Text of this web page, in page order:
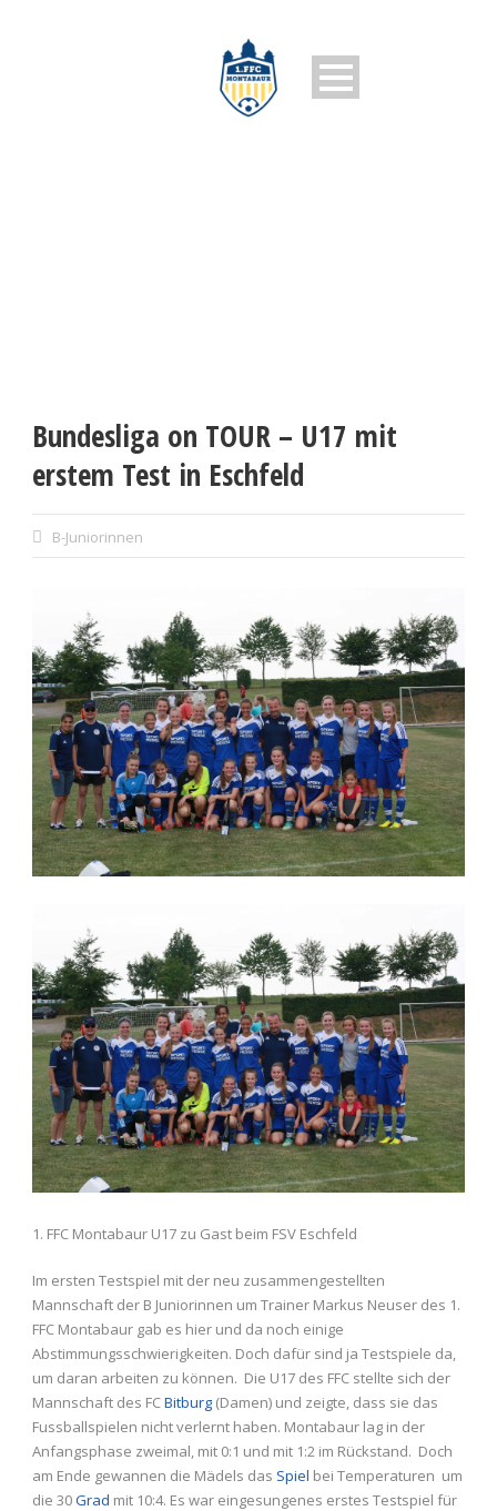
Bundesliga on TOUR – U17 mit
erstem Test in Eschfeld
B-Juniorinnen
1. FFC Montabaur U17 zu Gast beim FSV Eschfeld
Im ersten Testspiel mit der neu zusammengestellten
Mannschaft der B Juniorinnen um Trainer Markus Neuser des 1.
FFC Montabaur gab es hier und da noch einige
Abstimmungsschwierigkeiten. Doch dafür sind ja Testspiele da,
um daran arbeiten zu können. Die U17 des FFC stellte sich der
Mannschaft des FCBitburg (Damen) und zeigte, dass sie das
Fussballspielen nicht verlernt haben. Montabaur lag in der
Anfangsphase zweimal, mit 0:1 und mit 1:2 im Rückstand. Doch
am Ende gewannen die Mädels das Spiel bei Temperaturen um
die 30Grad mit 10:4. Es war eingesungenes erstes Testspiel für